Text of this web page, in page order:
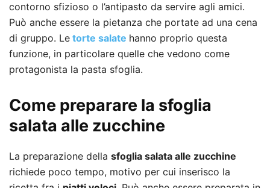
contorno sfizioso o l’antipasto da servire agli amici.
Può anche essere la pietanza che portate ad una cena
di gruppo. Le torte salate hanno proprio questa
funzione, in particolare quelle che vedono come
protagonista la pasta sfoglia.
Come preparare la sfoglia
salata alle zucchine
La preparazione della sfoglia salata alle zucchine
richiede poco tempo, motivo per cui inserisco la